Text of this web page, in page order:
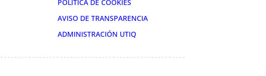
POLÍTICA DE COOKIES
AVISO DE TRANSPARENCIA
ADMINISTRACIÓN UTIQ